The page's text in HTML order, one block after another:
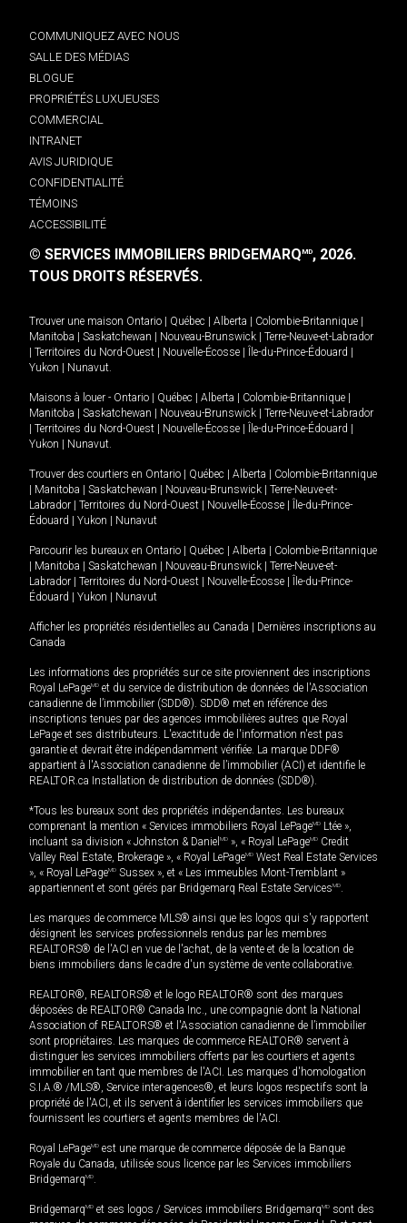
COMMUNIQUEZ AVEC NOUS
SALLE DES MÉDIAS
BLOGUE
PROPRIÉTÉS LUXUEUSES
COMMERCIAL
INTRANET
AVIS JURIDIQUE
CONFIDENTIALITÉ
TÉMOINS
ACCESSIBILITÉ
© SERVICES IMMOBILIERS BRIDGEMARQMD, 2026.
TOUS DROITS RÉSERVÉS.
Trouver une maison Ontario Québec Alberta Colombie-Britannique
Manitoba
Saskatchewan Nouveau-Brunswick
Terre-Neuve-et-Labrador
Territoires du Nord-Ouest Nouvelle-Écosse Île-du-Prince-Édouard
Yukon
Nunavut.
Maisons à louer - Ontario Québec Alberta Colombie-Britannique
Manitoba
Saskatchewan Nouveau-Brunswick
Terre-Neuve-et-Labrador
Territoires du Nord-Ouest Nouvelle-Écosse Île-du-Prince-Édouard
Yukon
Nunavut.
Trouver des courtiers en Ontario Québec Alberta
Colombie-Britannique
Manitoba Saskatchewan Nouveau-Brunswick
Terre-Neuve-et-
Labrador
Territoires du Nord-Ouest Nouvelle-Écosse
Île-du-Prince-
Édouard
Yukon Nunavut
Parcourir les bureaux en Ontario Québec Alberta
Colombie-Britannique
Manitoba Saskatchewan Nouveau-Brunswick
Terre-Neuve-et-
Labrador
Territoires du Nord-Ouest Nouvelle-Écosse
Île-du-Prince-
Édouard
Yukon Nunavut
Afficher les propriétés résidentielles au Canada
Dernières inscriptions au
Canada
Les informations des propriétés sur ce site proviennent des inscriptions
Royal LePageMD et du service de distribution de données de l'Association
canadienne de l’immobilier (SDD®). SDD® met en référence des
inscriptions tenues par des agences immobilières autres que Royal
LePage et ses distributeurs. L'exactitude de l'information n'est pas
garantie et devrait être indépendamment vérifiée. La marque DDF®
appartient à l'Association canadienne de l’immobilier (ACI) et identifie le
REALTOR.ca Installation de distribution de données (SDD®).
*Tous les bureaux sont des propriétés indépendantes. Les bureaux
comprenant la mention « Services immobiliers Royal LePageMD Ltée »,
incluant sa division « Johnston & Daniel MD », « Royal LePageMD Credit
Valley Real Estate, Brokerage », « Royal LePageMD West Real Estate Services
», « Royal LePageMD Sussex », et « Les immeubles Mont-Tremblant »
appartiennent et sont gérés par Bridgemarq Real Estate ServicesMD.
Les marques de commerce MLS® ainsi que les logos qui s'y rapportent
désignent les services professionnels rendus par les membres
REALTORS® de l'ACI en vue de l'achat, de la vente et de la location de
biens immobiliers dans le cadre d'un système de vente collaborative.
REALTOR®, REALTORS® et le logo REALTOR® sont des marques
déposées de REALTOR® Canada Inc., une compagnie dont la National
Association of REALTORS® et l'Association canadienne de l’immobilier
sont propriétaires. Les marques de commerce REALTOR® servent à
distinguer les services immobiliers offerts par les courtiers et agents
immobilier en tant que membres de l'ACI. Les marques d'homologation
S.I.A.® /MLS®, Service inter-agences®, et leurs logos respectifs sont la
propriété de l'ACI, et ils servent à identifier les services immobiliers que
fournissent les courtiers et agents membres de l'ACI.
Royal LePageMD est une marque de commerce déposée de la Banque
Royale du Canada, utilisée sous licence par les Services immobiliers
BridgemarqMD.
BridgemarqMD et ses logos / Services immobiliers BridgemarqMD sont des